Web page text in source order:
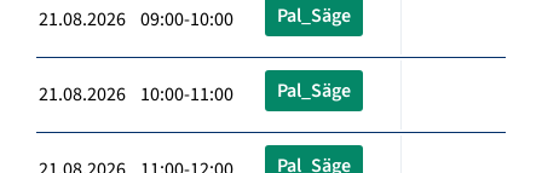
21.08.2026 09:00-10:00 Pal_Säge
21.08.2026 10:00-11:00 Pal_Säge
Pal_Säge